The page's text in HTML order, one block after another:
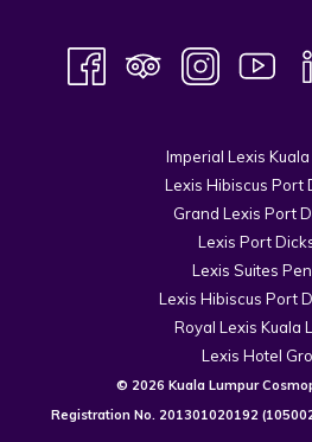
Imperial Lexis
Lexis Hibiscus Port
Grand Lexis Port
Lexis Port
Lexis Suites
Lexis Hibiscus Port
Royal Lexis Kuala
Lexis Hotel
© 2026 Kuala Lumpur
Registration No. 201301020192